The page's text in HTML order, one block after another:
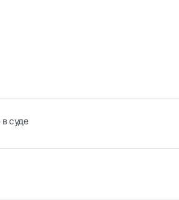
суде